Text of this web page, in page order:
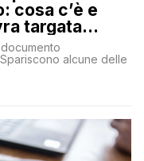
cosa c’è e
targata
alcune delle